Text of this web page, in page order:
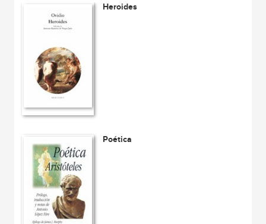
Heroides
Poética